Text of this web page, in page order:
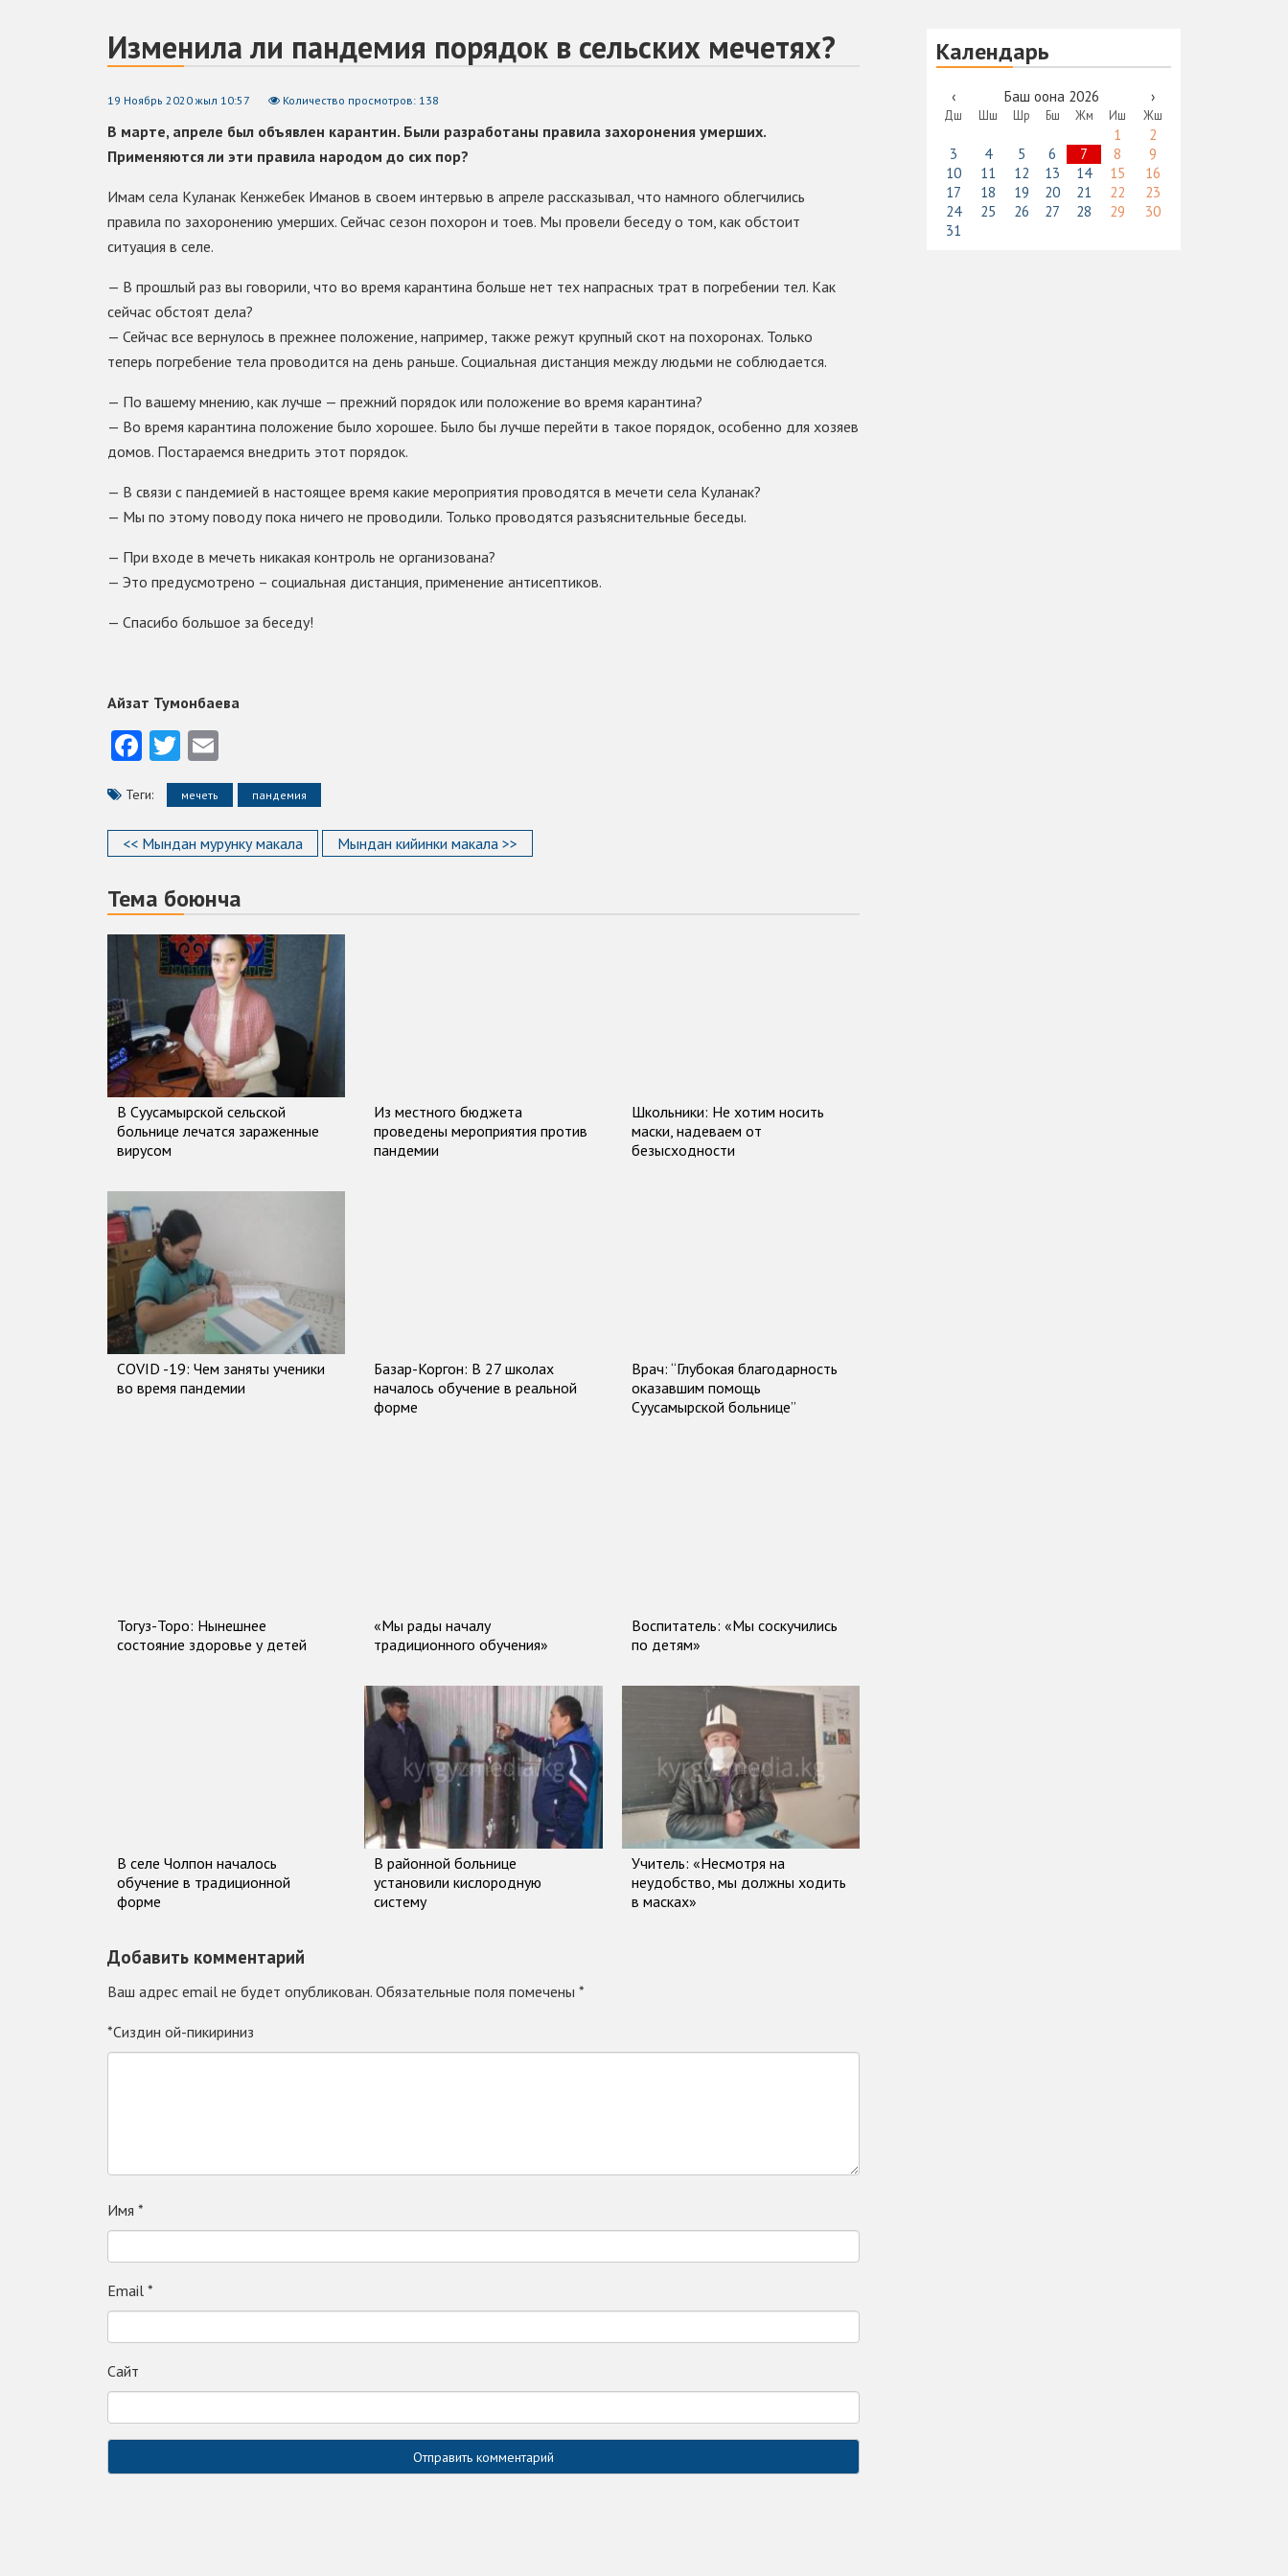
Изменила ли пандемия порядок в сельских мечетях?
19 Ноябрь 2020 жыл 10:57 Количество просмотров: 138
В марте, апреле был объявлен карантин. Были разработаны правила захоронения умерших.
Применяются ли эти правила народом до сих пор?
Имам села Куланак Кенжебек Иманов в своем интервью в апреле рассказывал, что намного облегчились
правила по захоронению умерших. Сейчас сезон похорон и тоев. Мы провели беседу о том, как обстоит
ситуация в селе.
— В прошлый раз вы говорили, что во время карантина больше нет тех напрасных трат в погребении тел. Как
сейчас обстоят дела?
— Сейчас все вернулось в прежнее положение, например, также режут крупный скот на похоронах. Только
теперь погребение тела проводится на день раньше. Социальная дистанция между людьми не соблюдается.
— По вашему мнению, как лучше — прежний порядок или положение во время карантина?
— Во время карантина положение было хорошее. Было бы лучше перейти в такое порядок, особенно для хозяев
домов. Постараемся внедрить этот порядок.
— В связи с пандемией в настоящее время какие мероприятия проводятся в мечети села Куланак?
— Мы по этому поводу пока ничего не проводили. Только проводятся разъяснительные беседы.
— При входе в мечеть никакая контроль не организована?
— Это предусмотрено – социальная дистанция, применение антисептиков.
— Спасибо большое за беседу!
Айзат Тумонбаева
Facebook
Twitter
Теги: мечеть пандемия
<< Мындан мурунку макала Мындан кийинки макала >>
Тема боюнча
В Суусамырской сельской
больнице лечатся зараженные
вирусом
Из местного бюджета
проведены мероприятия против
пандемии
Школьники: Не хотим носить
маски, надеваем от
безысходности
COVID -19: Чем заняты ученики
во время пандемии
Базар-Коргон: В 27 школах
началось обучение в реальной
форме
Врач: “Глубокая благодарность
оказавшим помощь
Суусамырской больнице”
Тогуз-Торо: Нынешнее
состояние здоровье у детей
«Мы рады началу
традиционного обучения»
Воспитатель: «Мы соскучились
по детям»
В селе Чолпон началось
обучение в традиционной
форме
В районной больнице
установили кислородную
систему
Учитель: «Несмотря на
неудобство, мы должны ходить
в масках»
Добавить комментарий
Ваш адрес email не будет опубликован. Обязательные поля помечены *
*Сиздин ой-пикириниз
Имя *
Email *
Сайт
Календарь
‹ Баш оона 2026 ›
Дш Шш Шр Бш Жм Иш Жш
1
2
3
4 5 6 7 8
9
10
11 12 13 14 15
16
17
18 19 20 21 22
23
24
25 26 27 28 29
30
31